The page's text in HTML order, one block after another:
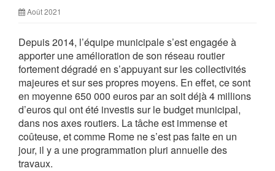
Août 2021
Depuis 2014, l’équipe municipale s’est engagée à
apporter une amélioration de son réseau routier
fortement dégradé en s’appuyant sur les collectivités
majeures et sur ses propres moyens. En effet, ce sont
en moyenne 650 000 euros par an soit déjà 4 millions
d’euros qui ont été investis sur le budget municipal,
dans nos axes routiers. La tâche est immense et
coûteuse, et comme Rome ne s’est pas faite en un
jour, il y a une programmation pluri annuelle des
travaux.